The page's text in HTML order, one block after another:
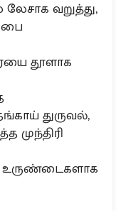
வறுத்து,
தூளாக
துருவல்,
முந்திரி
உருண்டைகளாக